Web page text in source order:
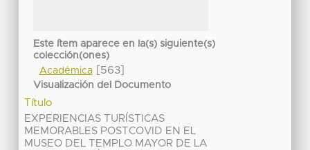
Este ítem aparece en la(s) siguiente(s)
colección(ones)
Académica[563]
Visualización del Documento
Título
EXPERIENCIAS TURÍSTICAS
MEMORABLES POSTCOVID EN EL
MUSEO DEL TEMPLO MAYOR DE LA